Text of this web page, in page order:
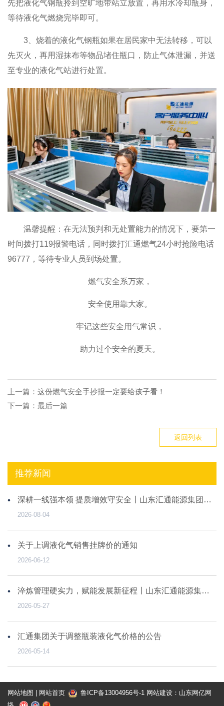
先把液化气钢瓶拎到空旷地带站立放置，再用水冷却瓶身，
等待液化气燃烧完毕即可。
3、烧着的液化气钢瓶如果在居民家中无法转移，可以
先灭火，再用湿抹布等物品堵住瓶口，防止气体泄漏，并送
至专业的液化气站进行处置。
温馨提醒：在无法预判和无处置能力的情况下，要第一
时间拨打119报警电话，同时拨打汇通燃气24小时抢险电话
96777，等待专业人员到场处置。
燃气安全系万家，
安全使用靠大家。
牢记这些安全用气常识，
助力过个安全的夏天。
上一篇： 这份燃气安全手抄报一定要给孩子看！
下一篇：最后一篇
返回列表
推荐新闻
深耕一线强本领 提质增效守安全丨山东汇通能源集团有限公司基层送瓶工专项系列培训圆满收官
2026-08-04
关于上调液化气销售挂牌价的通知
2026-06-12
淬炼管理硬实力，赋能发展新征程丨山东汇通能源集团有限公司中高管系列专题培训圆满收官
2026-05-27
汇通集团关于调整瓶装液化气价格的公告
2026-05-14
网站地图 网站首页 鲁ICP备13004956号-1 网站建设 ： 山东网亿网